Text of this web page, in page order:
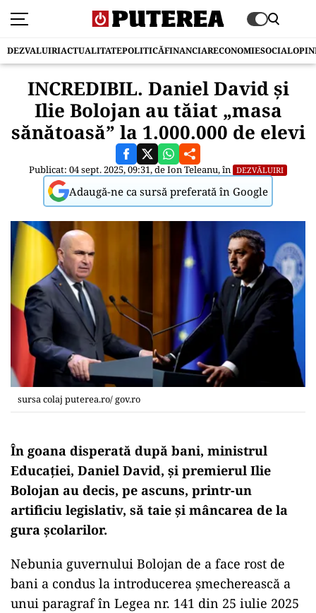
DEZVALUIRIACTUALITATEPOLITICĂFINANCIARECONOMIESOCIAL
INCREDIBIL. Daniel David și
Ilie Bolojan au tăiat „masa
sănătoasă” la 1.000.000 de elevi
Publicat: 04 sept. 2025, 09:31, deIon Teleanu, în DEZVĂLUIRI
Adaugă-ne ca sursă preferată în Google
sursa colaj puterea.ro/ gov.ro
În goana disperată după bani, ministrul
Educației, Daniel David, și premierul Ilie
Bolojan au decis, pe ascuns, printr-un
artificiu legislativ, să taie și mâncarea de la
gura școlarilor.
Nebunia guvernului Bolojan de a face rost de
bani a condus la introducerea șmecherească a
unui paragraf în Legea nr. 141 din 25 iulie 2025